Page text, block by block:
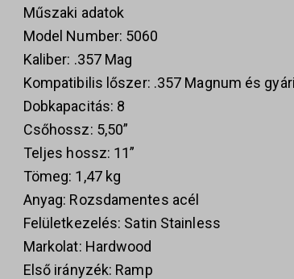
Műszaki adatok
Model Number: 5060
Kaliber: .357 Mag
Kompatibilis lőszer: .357 Magnum és
Dobkapacitás: 8
Csőhossz: 5,50”
Teljes hossz: 11”
Tömeg: 1,47 kg
Anyag: Rozsdamentes acél
Felületkezelés: Satin Stainless
Markolat: Hardwood
Első irányzék: Ramp